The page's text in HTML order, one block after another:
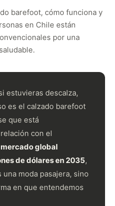
barefoot, cómo funciona y
en Chile están
por una
estuvieras descalza,
es el calzado barefoot
que está
con el
mercado global
de dólares en 2035,
moda pasajera, sino
en que entendemos